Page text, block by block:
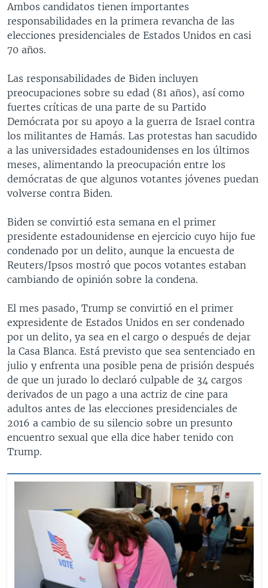
Ambos candidatos tienen importantes
responsabilidades en la primera revancha de las
elecciones presidenciales de Estados Unidos en casi
70 años.
Las responsabilidades de Biden incluyen
preocupaciones sobre su edad (81 años), así como
fuertes críticas de una parte de su Partido
Demócrata por su apoyo a la guerra de Israel contra
los militantes de Hamás. Las protestas han sacudido
a las universidades estadounidenses en los últimos
meses, alimentando la preocupación entre los
demócratas de que algunos votantes jóvenes puedan
volverse contra Biden.
Biden se convirtió esta semana en el primer
presidente estadounidense en ejercicio cuyo hijo fue
condenado por un delito, aunque la encuesta de
Reuters/Ipsos mostró que pocos votantes estaban
cambiando de opinión sobre la condena.
El mes pasado, Trump se convirtió en el primer
expresidente de Estados Unidos en ser condenado
por un delito, ya sea en el cargo o después de dejar
la Casa Blanca. Está previsto que sea sentenciado en
julio y enfrenta una posible pena de prisión después
de que un jurado lo declaró culpable de 34 cargos
derivados de un pago a una actriz de cine para
adultos antes de las elecciones presidenciales de
2016 a cambio de su silencio sobre un presunto
encuentro sexual que ella dice haber tenido con
Trump.